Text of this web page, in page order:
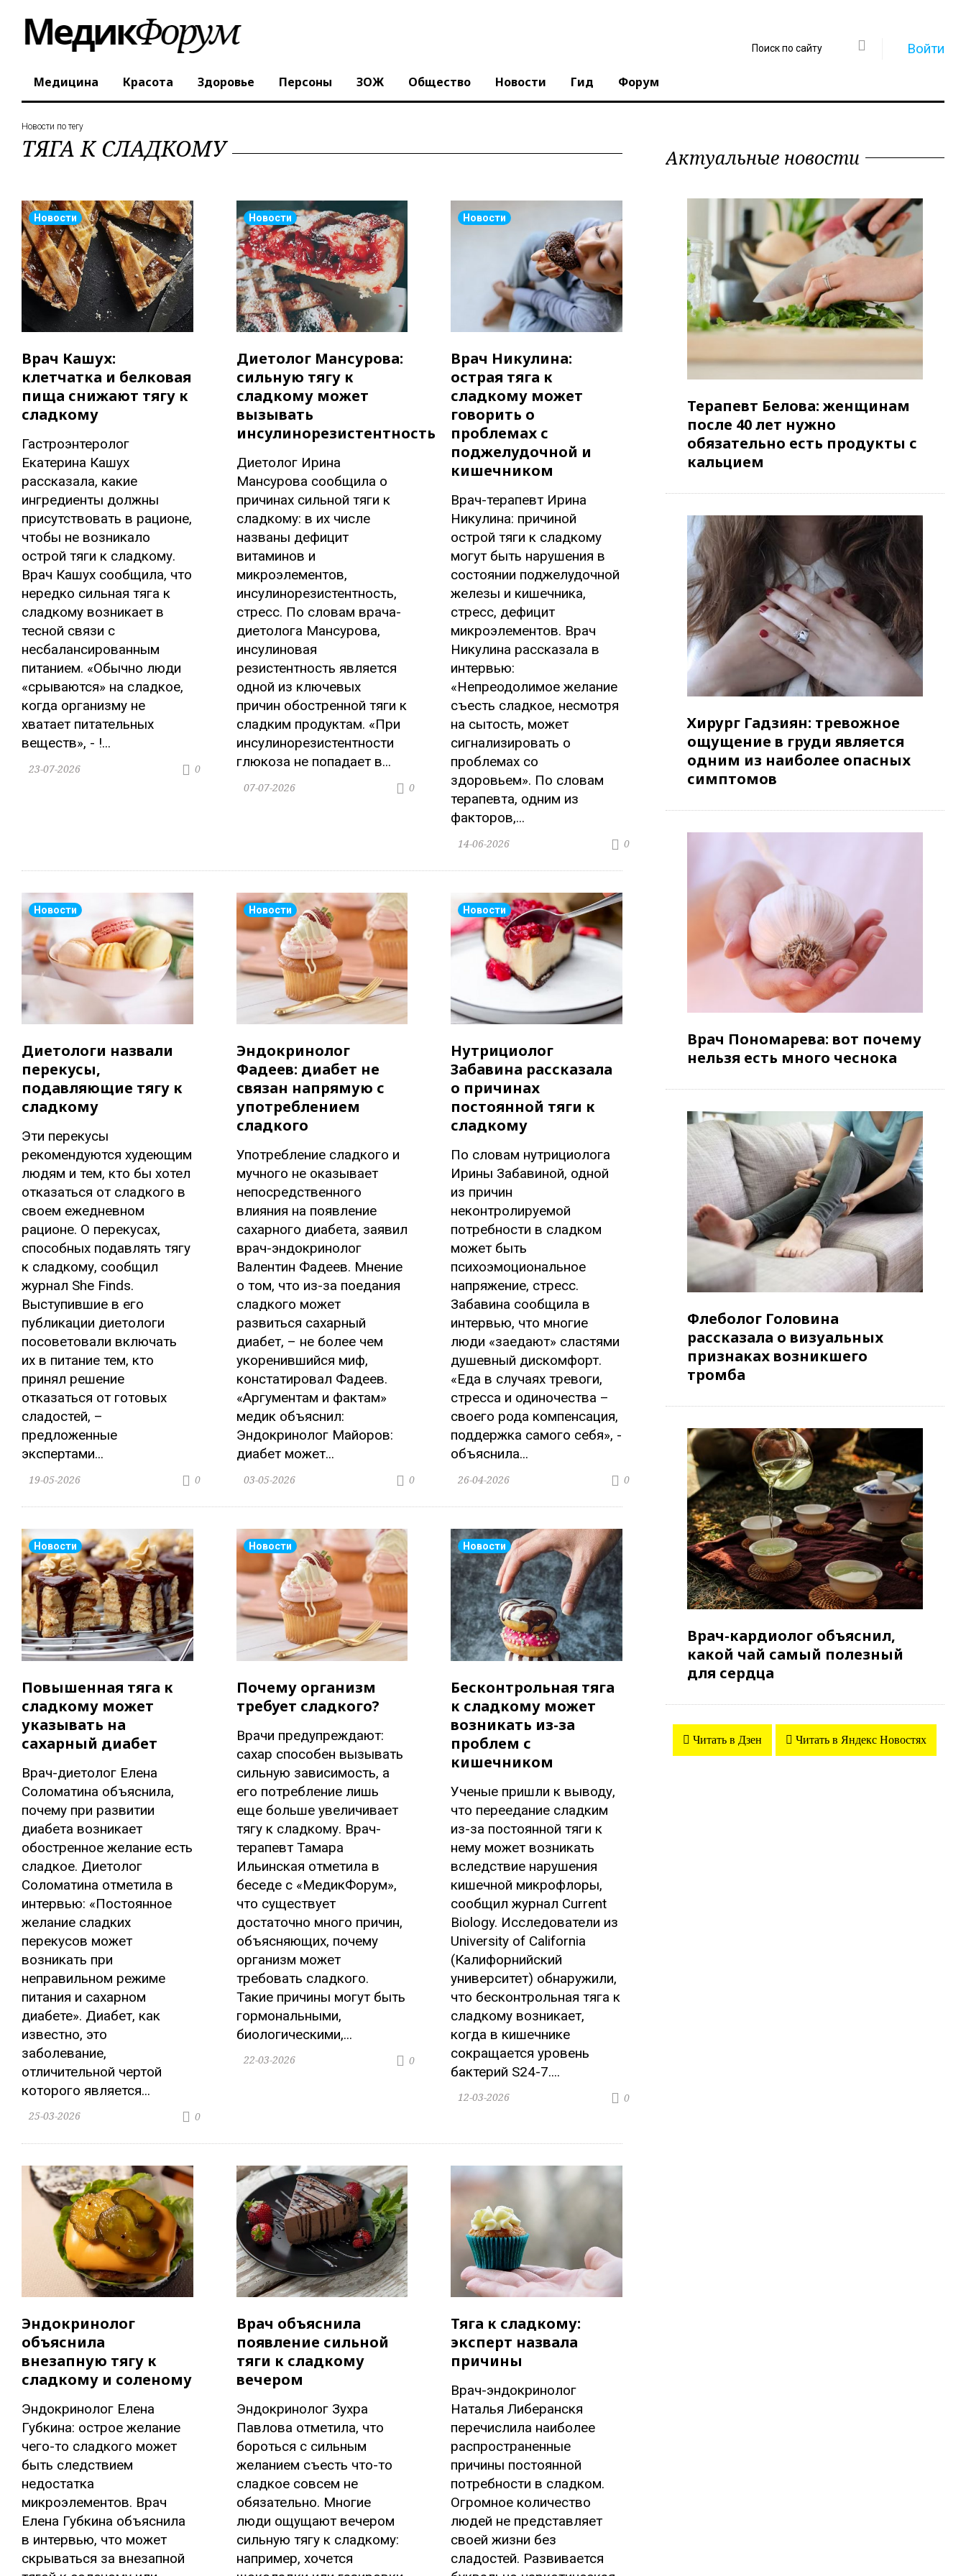
Войти
Регистрация
Медицина Красота Здоровье Персоны ЗОЖ Общество Новости Гид Форум
Новости по тегу
ТЯГА К СЛАДКОМУ
Новости
Врач Кашух:
клетчатка и белковая
пища снижают тягу к
сладкому
Гастроэнтеролог
Екатерина Кашух
рассказала, какие
ингредиенты должны
присутствовать в рационе,
чтобы не возникало
острой тяги к сладкому.
Врач Кашух сообщила, что
нередко сильная тяга к
сладкому возникает в
тесной связи с
несбалансированным
питанием. «Обычно люди
«срываются» на сладкое,
когда организму не
хватает питательных
веществ», - !...
0
23-07-2026
Новости
Диетолог Мансурова:
сильную тягу к
сладкому может
вызывать
инсулинорезистентность
Диетолог Ирина
Мансурова сообщила о
причинах сильной тяги к
сладкому: в их числе
названы дефицит
витаминов и
микроэлементов,
инсулинорезистентность,
стресс. По словам врача-
диетолога Мансурова,
инсулиновая
резистентность является
одной из ключевых
причин обостренной тяги к
сладким продуктам. «При
инсулинорезистентности
глюкоза не попадает в...
0
07-07-2026
Новости
Врач Никулина:
острая тяга к
сладкому может
говорить о
проблемах с
поджелудочной и
кишечником
Врач-терапевт Ирина
Никулина: причиной
острой тяги к сладкому
могут быть нарушения в
состоянии поджелудочной
железы и кишечника,
стресс, дефицит
микроэлементов. Врач
Никулина рассказала в
интервью:
«Непреодолимое желание
съесть сладкое, несмотря
на сытость, может
сигнализировать о
проблемах со
здоровьем». По словам
терапевта, одним из
факторов,...
0
14-06-2026
Новости
Диетологи назвали
перекусы,
подавляющие тягу к
сладкому
Эти перекусы
рекомендуются худеющим
людям и тем, кто бы хотел
отказаться от сладкого в
своем ежедневном
рационе. О перекусах,
способных подавлять тягу
к сладкому, сообщил
журнал She Finds.
Выступившие в его
публикации диетологи
посоветовали включать
их в питание тем, кто
принял решение
отказаться от готовых
сладостей, –
предложенные
экспертами...
0
19-05-2026
Новости
Эндокринолог
Фадеев: диабет не
связан напрямую с
употреблением
сладкого
Употребление сладкого и
мучного не оказывает
непосредственного
влияния на появление
сахарного диабета, заявил
врач-эндокринолог
Валентин Фадеев. Мнение
о том, что из-за поедания
сладкого может
развиться сахарный
диабет, – не более чем
укоренившийся миф,
констатировал Фадеев.
«Аргументам и фактам»
медик объяснил:
Эндокринолог Майоров:
диабет может...
0
03-05-2026
Новости
Нутрициолог
Забавина рассказала
о причинах
постоянной тяги к
сладкому
По словам нутрициолога
Ирины Забавиной, одной
из причин
неконтролируемой
потребности в сладком
может быть
психоэмоциональное
напряжение, стресс.
Забавина сообщила в
интервью, что многие
люди «заедают» сластями
душевный дискомфорт.
«Еда в случаях тревоги,
стресса и одиночества –
своего рода компенсация,
поддержка самого себя», -
объяснила...
0
26-04-2026
Новости
Повышенная тяга к
сладкому может
указывать на
сахарный диабет
Врач-диетолог Елена
Соломатина объяснила,
почему при развитии
диабета возникает
обостренное желание есть
сладкое. Диетолог
Соломатина отметила в
интервью: «Постоянное
желание сладких
перекусов может
возникать при
неправильном режиме
питания и сахарном
диабете». Диабет, как
известно, это
заболевание,
отличительной чертой
которого является...
0
25-03-2026
Новости
Почему организм
требует сладкого?
Врачи предупреждают:
сахар способен вызывать
сильную зависимость, а
его потребление лишь
еще больше увеличивает
тягу к сладкому. Врач-
терапевт Тамара
Ильинская отметила в
беседе с «МедикФорум»,
что существует
достаточно много причин,
объясняющих, почему
организм может
требовать сладкого.
Такие причины могут быть
гормональными,
биологическими,...
0
22-03-2026
Новости
Бесконтрольная тяга
к сладкому может
возникать из-за
проблем с
кишечником
Ученые пришли к выводу,
что переедание сладким
из-за постоянной тяги к
нему может возникать
вследствие нарушения
кишечной микрофлоры,
сообщил журнал Current
Biology. Исследователи из
University of California
(Калифорнийский
университет) обнаружили,
что бесконтрольная тяга к
сладкому возникает,
когда в кишечнике
сокращается уровень
бактерий S24-7....
0
12-03-2026
Эндокринолог
объяснила
внезапную тягу к
сладкому и соленому
Эндокринолог Елена
Губкина: острое желание
чего-то сладкого может
быть следствием
недостатка
микроэлементов. Врач
Елена Губкина объяснила
в интервью, что может
скрываться за внезапной
Врач объяснила
появление сильной
тяги к сладкому
вечером
Эндокринолог Зухра
Павлова отметила, что
бороться с сильным
желанием съесть что-то
сладкое совсем не
обязательно. Многие
люди ощущают вечером
сильную тягу к сладкому:
например, хочется
Тяга к сладкому:
эксперт назвала
причины
Врач-эндокринолог
Наталья Либеранскя
перечислила наиболее
распространенные
причины постоянной
потребности в сладком.
Огромное количество
людей не представляет
своей жизни без
сладостей. Развивается
Актуальные новости
Терапевт Белова: женщинам
после 40 лет нужно
обязательно есть продукты с
кальцием
Хирург Гадзиян: тревожное
ощущение в груди является
одним из наиболее опасных
симптомов
Врач Пономарева: вот почему
нельзя есть много чеснока
Флеболог Головина
рассказала о визуальных
признаках возникшего
тромба
Врач-кардиолог объяснил,
какой чай самый полезный
для сердца
Читать в Дзен Читать в Яндекс Новостях